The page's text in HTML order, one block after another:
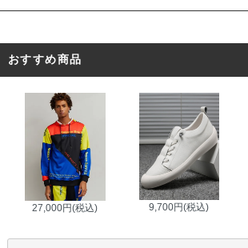
おすすめ商品
27,000円(税込) 9,700円(税込)